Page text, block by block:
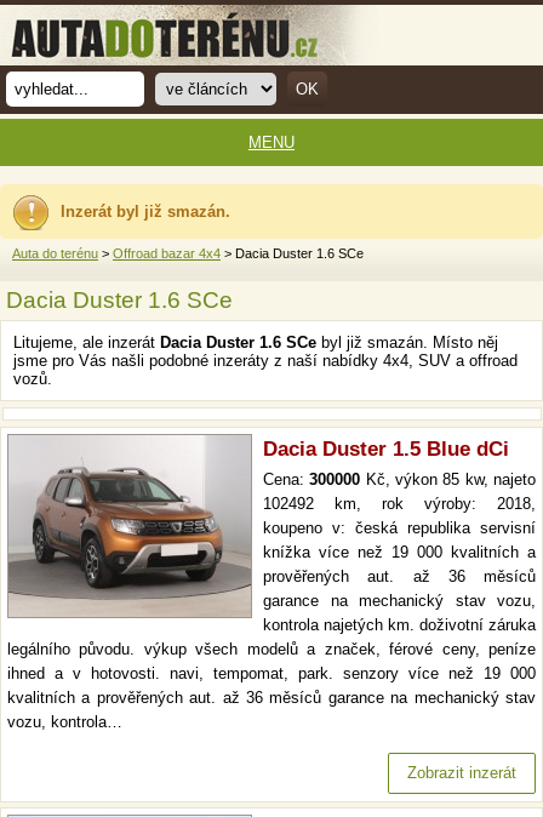
Inzerát byl již smazán.
Auta do terénu > Offroad bazar 4x4 > Dacia Duster 1.6 SCe
Dacia Duster 1.6 SCe
Litujeme, ale inzerát Dacia Duster 1.6 SCe byl již smazán. Místo něj
jsme pro Vás našli podobné inzeráty z naší nabídky 4x4, SUV a offroad
vozů.
Dacia Duster 1.5 Blue dCi
Cena:300000 Kč, výkon 85 kw, najeto
102492 km, rok výroby: 2018,
koupeno v: česká republika servisní
knížka více než 19 000 kvalitních a
prověřených aut. až 36 měsíců
garance na mechanický stav vozu,
kontrola najetých km. doživotní záruka
legálního původu. výkup všech modelů a značek, férové ceny, peníze
ihned a v hotovosti. navi, tempomat, park. senzory více než 19 000
kvalitních a prověřených aut. až 36 měsíců garance na mechanický stav
vozu, kontrola…
Zobrazit inzerát
MENU